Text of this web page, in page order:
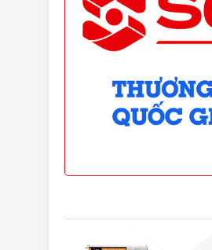
Vui lòng liên hệ Vật Tư
hãng với giá tốt nhất nhé!